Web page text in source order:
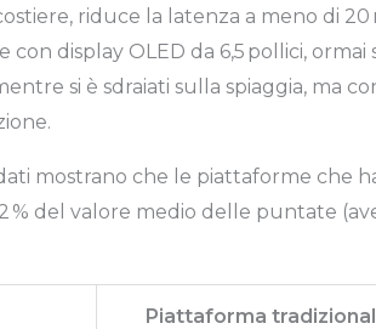
riduce la latenza a meno di
display OLED da 6,5 pollici,
si è sdraiati sulla spiaggia, ma
mostrano che le piattaforme che
del valore medio delle puntate
Piattaforma